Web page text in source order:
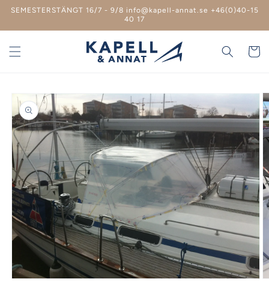
vidare
innehåll
SEMESTERSTÄNGT 16/7 - 9/8 info@kapell-annat.se +46(0)40-15
40 17
vidare till